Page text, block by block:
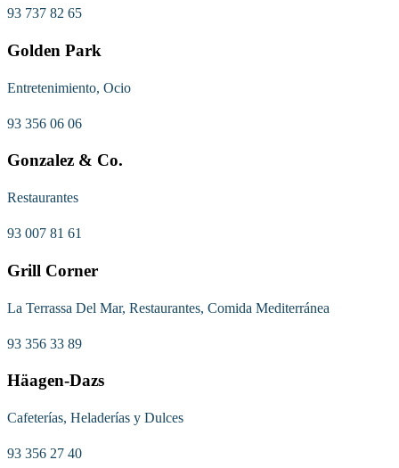
93 737 82 65
Golden Park
Entretenimiento, Ocio
93 356 06 06
Gonzalez & Co.
Restaurantes
93 007 81 61
Grill Corner
La Terrassa Del Mar, Restaurantes, Comida Mediterránea
93 356 33 89
Häagen-Dazs
Cafeterías, Heladerías y Dulces
93 356 27 40